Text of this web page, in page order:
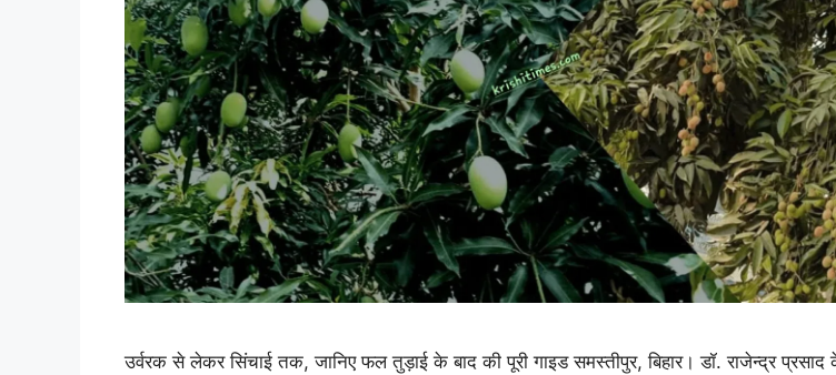
उर्वरक से लेकर सिंचाई तक, जानिए फल तुड़ाई के बाद की पूरी गाइड समस्तीपुर, बिहार। डॉ. राजेन्द्र प्रसाद